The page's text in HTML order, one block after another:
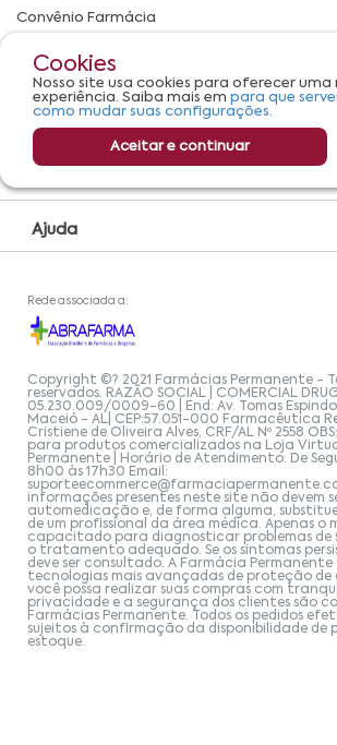
Cookies
Nosso site usa cookies para oferecer uma
experiência. Saiba mais em para que
como mudar suas configurações.
Aceitar e continuar
Convênio Farmácia
Encarte
Compra Online
Ajuda
Rede associada a:
Copyright ©? 2021 Farmácias Permanente -
reservados. RAZÃO SOCIAL | COMERCIAL
05.230.009/0009-60 | End: Av. Tomas
Maceió - AL| CEP:57.051-000 Farmacêutica
Cristiene de Oliveira Alves, CRF/AL Nº 2558
para produtos comercializados na Loja
Permanente | Horário de Atendimento: De
8h00 às 17h30 Email:
informações presentes neste site não devem
automedicação e, de forma alguma,
de um profissional da área médica. Apenas o
capacitado para diagnosticar problemas de
o tratamento adequado. Se os sintomas
deve ser consultado. A Farmácia
tecnologias mais avançadas de proteção de
você possa realizar suas compras com
privacidade e a segurança dos clientes são
Farmácias Permanente. Todos os pedidos
sujeitos à confirmação da disponibilidade de
estoque.